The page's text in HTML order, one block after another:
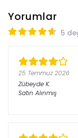
Yorumlar
5
25 Temmuz 2026
Zübeyde K.
Satın Alınmış